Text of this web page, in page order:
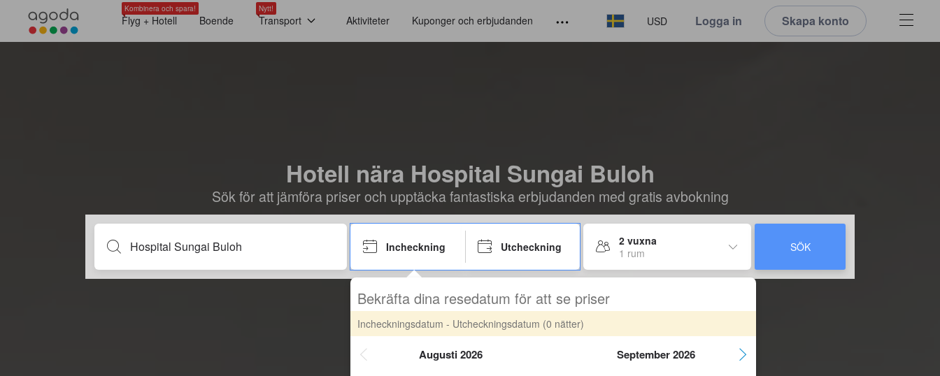
Kombinera och spara!
Flyg + Hotell Boende
Nytt!
Transport Aktiviteter Kuponger och erbjudanden USD Logga in Skapa konto
Hotell nära Hospital Sungai Buloh
Sök för att jämföra priser och upptäcka fantastiska erbjudanden med gratis avbokning
Incheckning Utcheckning
2 vuxna
1 rum
SÖK
Bekräfta dina resedatum för att se priser
Incheckningsdatum - Utcheckningsdatum (0 nätter)
Augusti 2026 September 2026